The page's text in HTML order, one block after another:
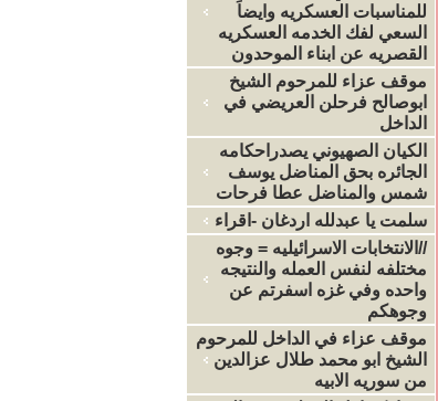
للمناسبات العسكريه وايضاَ
السعي لفك الخدمه العسكريه
القصريه عن ابناء الموحدون
موقف عزاء للمرحوم الشيخ
ابوصالح فرحلن العريضي في
الداخل
الكيان الصهيوني يصدراحكامه
الجائره بحق المناضل يوسف
شمس والمناضل عطا فرحات
سلمت يا عبدلله اردغان -اقراء
//الانتخابات الاسرائيليه = وجوه
مختلفه لنفس العمله والنتيجه
واحده وفي غزه اسفرتم عن
وجوهكم
موقف عزاء في الداخل للمرحوم
الشيخ ابو محمد طلال عزالدين
من سوريه الابيه